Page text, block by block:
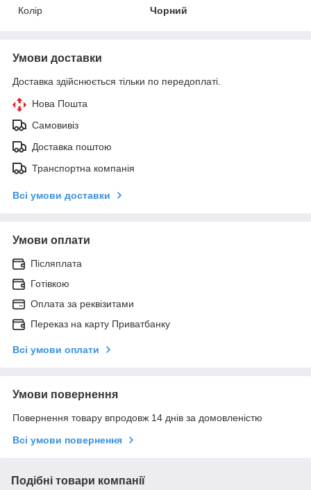
Колір
Чорний
Умови доставки
Доставка здійснюється тільки по передоплаті.
Нова Пошта
Самовивіз
Доставка поштою
Транспортна компанія
Всі умови доставки
Умови оплати
Післяплата
Готівкою
Оплата за реквізитами
Переказ на карту Приватбанку
Всі умови оплати
Умови повернення
Повернення товару впродовж 14 днів за домовленістю
Всі умови повернення
Подібні товари компанії